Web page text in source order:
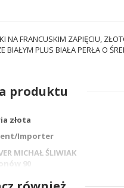
NA FRANCUSKIM ZAPIĘCIU,
BIAŁYM PLUS BIAŁA PERŁA O
produktu
złota
Importer
MICHAŁ ŚLIWIAK
90